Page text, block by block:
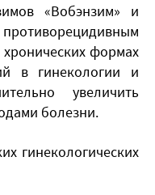
«Вобэнзим» и
формах
в гинекологии и
увеличить
болезни.
гинекологических